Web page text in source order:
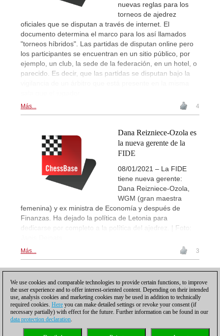
nuevas reglas para los
torneos de ajedrez
oficiales que se disputan a través de internet. El
documento determina el marco para los así llamados
"torneos híbridos". Las partidas de disputan online pero
los participantes se encuentran en un sitio público, por
ejemplo, un club, la sede de la federación, en un hotel, o
parecido. Es decir, que las partidas se disputan bajo la
Más... 4
Dana Reizniece-Ozola es
la nueva gerente de la
FIDE
08/01/2021 – La FIDE
tiene nueva gerente:
Dana Reizniece-Ozola,
WGM (gran maestra
femenina) y ex ministra de Economía y después de
Finanzas. Ha dejado la política de Letonia para
dedicarse por completo a la política del ajedrez. | Foto:
Más... 3
We use cookies and comparable technologies to provide certain functions, to improve
the user experience and to offer interest-oriented content. Depending on their intended
use, analysis cookies and marketing cookies may be used in addition to technically
required cookies. Here you can make detailed settings or revoke your consent (if
necessary partially) with effect for the future. Further information can be found in our
data protection declaration.